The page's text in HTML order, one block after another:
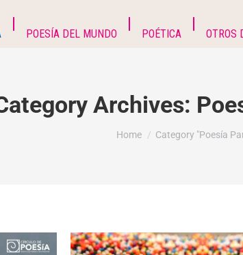
POESÍA DEL MUNDO POÉTICA OTROS
Archives:
You are here:
Home Category "Poesía